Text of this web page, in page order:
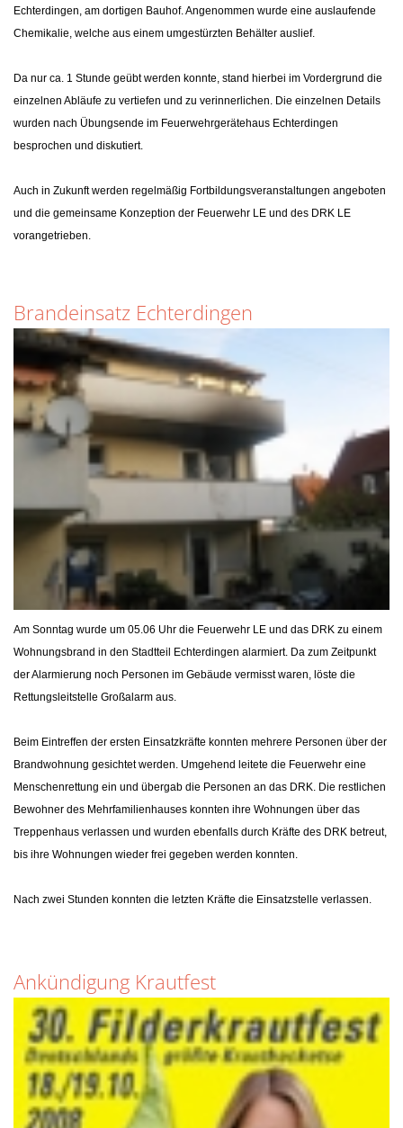
Echterdingen, am dortigen Bauhof. Angenommen wurde eine auslaufende
Chemikalie, welche aus einem umgestürzten Behälter auslief.
Da nur ca. 1 Stunde geübt werden konnte, stand hierbei im Vordergrund die
einzelnen Abläufe zu vertiefen und zu verinnerlichen. Die einzelnen Details
wurden nach Übungsende im Feuerwehrgerätehaus Echterdingen
besprochen und diskutiert.
Auch in Zukunft werden regelmäßig Fortbildungsveranstaltungen angeboten
und die gemeinsame Konzeption der Feuerwehr LE und des DRK LE
vorangetrieben.
Brandeinsatz Echterdingen
Am Sonntag wurde um 05.06 Uhr die Feuerwehr LE und das DRK zu einem
Wohnungsbrand in den Stadtteil Echterdingen alarmiert. Da zum Zeitpunkt
der Alarmierung noch Personen im Gebäude vermisst waren, löste die
Rettungsleitstelle Großalarm aus.
Beim Eintreffen der ersten Einsatzkräfte konnten mehrere Personen über der
Brandwohnung gesichtet werden. Umgehend leitete die Feuerwehr eine
Menschenrettung ein und übergab die Personen an das DRK. Die restlichen
Bewohner des Mehrfamilienhauses konnten ihre Wohnungen über das
Treppenhaus verlassen und wurden ebenfalls durch Kräfte des DRK betreut,
bis ihre Wohnungen wieder frei gegeben werden konnten.
Nach zwei Stunden konnten die letzten Kräfte die Einsatzstelle verlassen.
Ankündigung Krautfest